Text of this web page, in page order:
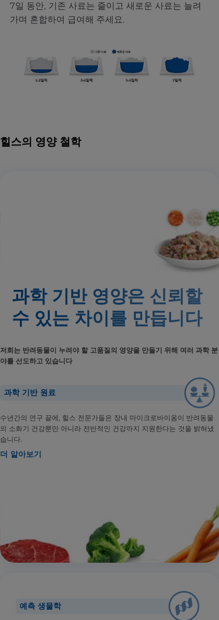
7일 동안, 기존 사료는 줄이고 새로운 사료는 늘려
가며 혼합하여 급여해 주세요.
힐스의 영양 철학
과학 기반 영양은 신뢰할
수 있는 차이를 만듭니다
저희는 반려동물이 누려야 할 고품질의 영양을 만들기 위해 여러 과학 분
야를 선도하고 있습니다
과학 기반 원료
수년간의 연구 끝에, 힐스 전문가들은 장내 마이크로바이옴이 반려동물
의 소화기 건강뿐만 아니라 전반적인 건강까지 지원한다는 것을 밝혀냈
습니다.
더 알아보기
예측 생물학